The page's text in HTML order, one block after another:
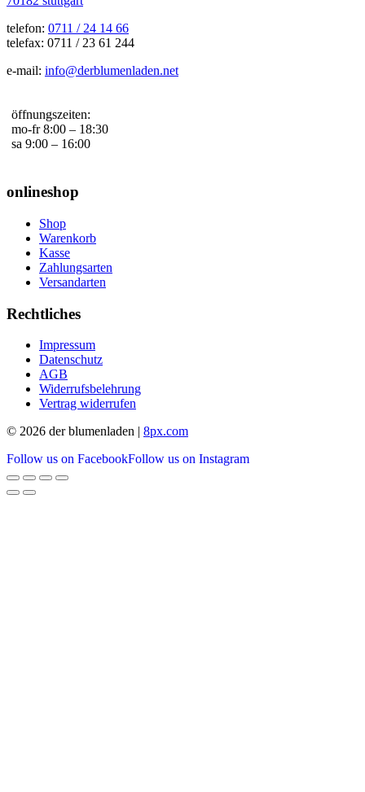
telefon: 0711 / 24 14 66
telefax: 0711 / 23 61 244
e-mail: info@derblumenladen.net
öffnungszeiten:
mo-fr 8:00 – 18:30
sa 9:00 – 16:00
onlineshop
Shop
Warenkorb
Kasse
Zahlungsarten
Versandarten
Rechtliches
Impressum
Datenschutz
AGB
Widerrufsbelehrung
Vertrag widerrufen
© 2026 der blumenladen | 8px.com
Follow us on FacebookFollow us on Instagram